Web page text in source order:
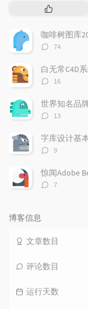
热
文
章
咖啡树图库
评
数：
74
评
数：
16
评
数：
13
评
数：
9
评
7
博客信息
文章数目
评论数目
运行天数